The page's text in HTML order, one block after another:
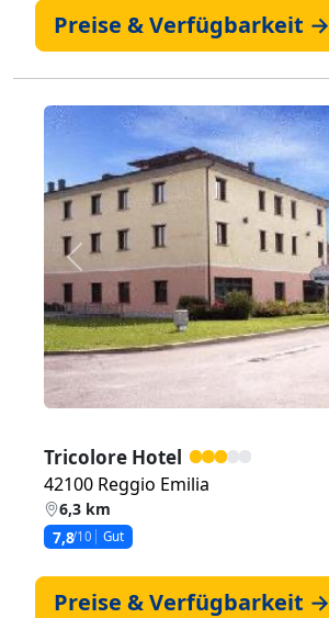
Preise & Verfügbarkeit →
Zurück
Tricolore Hotel
42100 Reggio Emilia
6,3 km
7,8/10 Gut
Preise & Verfügbarkeit →